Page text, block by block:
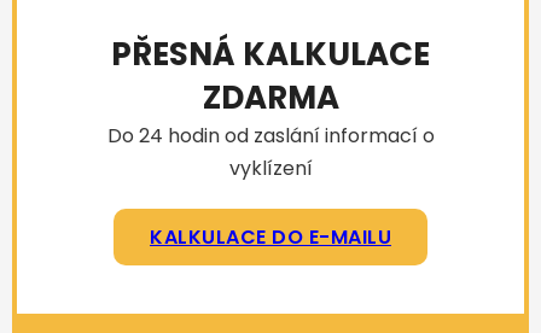
PŘESNÁ KALKULACE
ZDARMA
Do 24 hodin od zaslání informací o
vyklízení
KALKULACE DO E-MAILU